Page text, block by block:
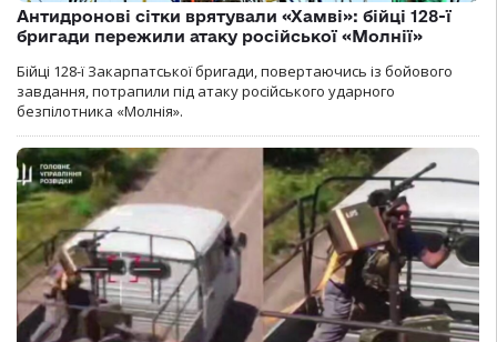
Антидронові сітки врятували «Хамві»: бійці 128-ї
бригади пережили атаку російської «Молнії»
Бійці 128-ї Закарпатської бригади, повертаючись із бойового
завдання, потрапили під атаку російського ударного
безпілотника «Молнія».